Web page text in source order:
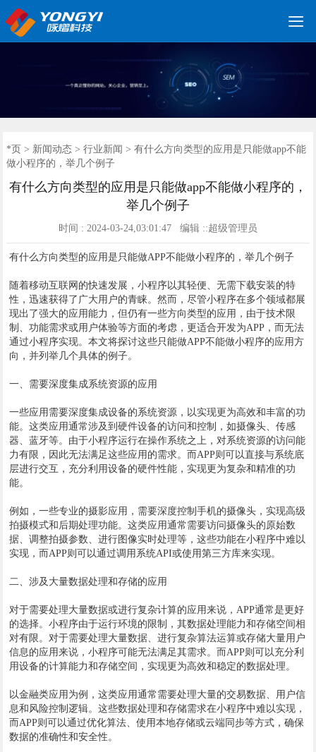

*页
网站建设
小程序开发
软件开发
网站建设优化
服务案例
建站案例
新闻动态
联系我们
*页 > 新闻动态> 行业新闻 > 有什么方向类型的应用是只能做app不能
做小程序的，举几个例子
有什么方向类型的应用是只能做app不能做小程序的，
举几个例子
时间 : 2024-03-24,03:01:47 编辑 ::超级管理员
有什么方向类型的应用是只能做APP不能做小程序的，举几个例子
随着移动互联网的快速发展，小程序以其轻便、无需下载安装的特
性，迅速获得了广大用户的青睐。然而，尽管小程序在多个领域都展
现出了强大的应用能力，但仍有一些方向类型的应用，由于技术限
制、功能需求或用户体验等方面的考虑，更适合开发为APP，而无法
通过小程序实现。本文将探讨这些只能做APP不能做小程序的应用方
向，并列举几个具体的例子。
一、需要深度集成系统资源的应用
一些应用需要深度集成设备的系统资源，以实现更为高效和丰富的功
能。这类应用通常涉及到硬件设备的访问和控制，如摄像头、传感
器、蓝牙等。由于小程序运行在操作系统之上，对系统资源的访问能
力有限，因此无法满足这些应用的需求。而APP则可以直接与系统底
层进行交互，充分利用设备的硬件性能，实现更为复杂和精准的功
能。
例如，一些专业的摄影应用，需要深度控制手机的摄像头，实现高级
拍摄模式和后期处理功能。这类应用通常需要访问摄像头的原始数
据、调整拍摄参数、进行图像实时处理等，这些功能在小程序中难以
实现，而APP则可以通过调用系统API或使用第三方库来实现。
二、涉及大量数据处理和存储的应用
对于需要处理大量数据或进行复杂计算的应用来说，APP通常是更好
的选择。小程序由于运行环境的限制，其数据处理能力和存储空间相
对有限。对于需要处理大量数据、进行复杂算法运算或存储大量用户
信息的应用来说，小程序可能无法满足其需求。而APP则可以充分利
用设备的计算能力和存储空间，实现更为高效和稳定的数据处理。
以金融类应用为例，这类应用通常需要处理大量的交易数据、用户信
息和风险控制逻辑。这些数据处理和存储需求在小程序中难以实现，
而APP则可以通过优化算法、使用本地存储或云端同步等方式，确保
数据的准确性和安全性。